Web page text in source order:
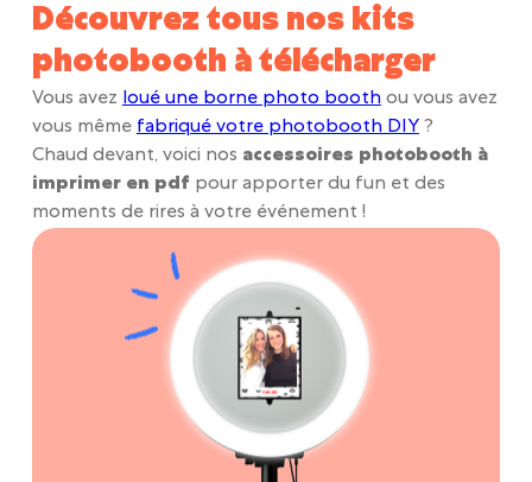
Découvrez tous nos kits
photobooth à télécharger
Vous avez loué une borne photo boothou vous avez
vous même fabriqué votre photobooth DIY ?
Chaud devant, voici nos accessoires photobooth à
imprimer en pdf pour apporter du fun et des
moments de rires à votre événement !